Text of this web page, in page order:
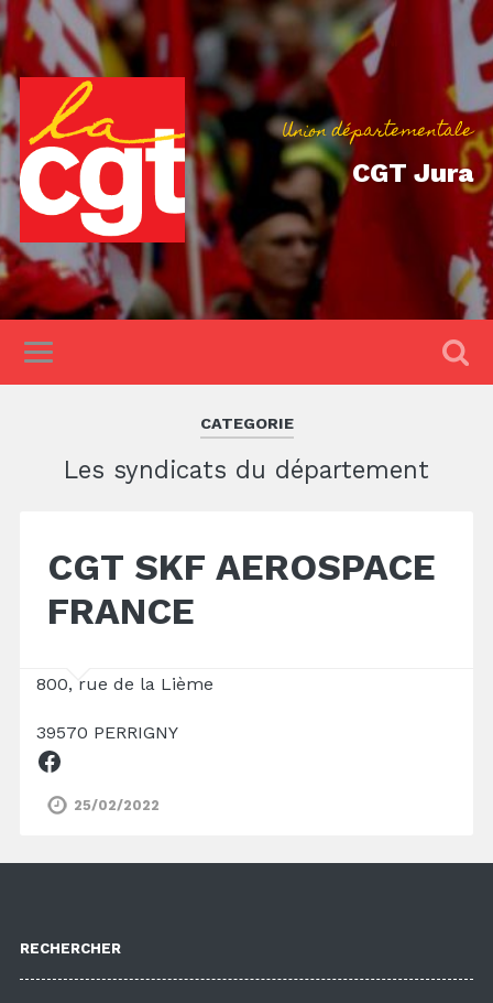
Union départementale
CGT Jura
CATEGORIE
Les syndicats du département
CGT SKF AEROSPACE
FRANCE
800, rue de la Lième
39570 PERRIGNY
Facebook
25/02/2022
RECHERCHER